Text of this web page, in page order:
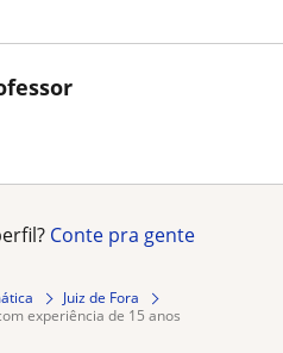
Conte pra gente
Juiz de Fora
experiência de 15 anos